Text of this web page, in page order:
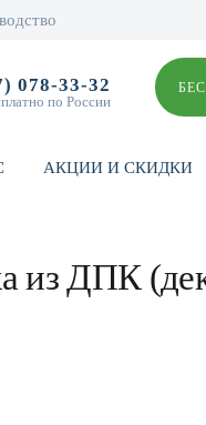
078-33-32
по России
АКЦИИ И СКИДКИ
из ДПК